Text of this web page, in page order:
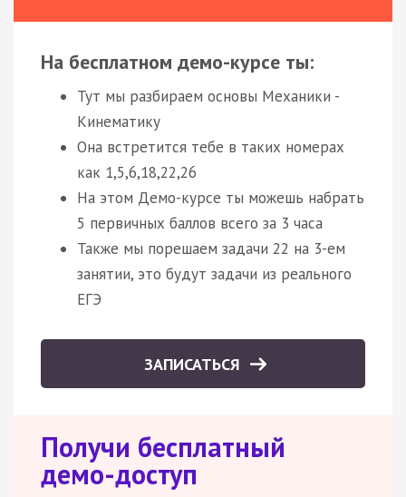
На бесплатном демо-курсе ты:
Тут мы разбираем основы Механики -
Кинематику
Она встретится тебе в таких номерах
как 1,5,6,18,22,26
На этом Демо-курсе ты можешь набрать
5 первичных баллов всего за 3 часа
Также мы порешаем задачи 22 на 3-ем
занятии, это будут задачи из реального
ЕГЭ
ЗАПИСАТЬСЯ
Получи бесплатный
демо-доступ